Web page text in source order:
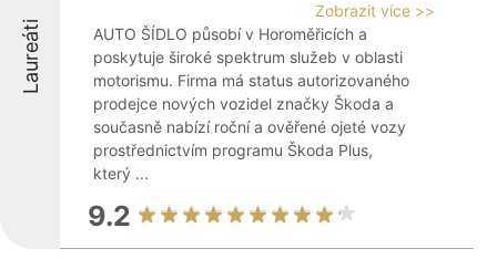
Laureáti
Zobrazit více >>
AUTO ŠÍDLO působí v Horoměřicích a
poskytuje široké spektrum služeb v oblasti
motorismu. Firma má status autorizovaného
prodejce nových vozidel značky Škoda a
současně nabízí roční a ověřené ojeté vozy
prostřednictvím programu Škoda Plus,
který ...
9.2